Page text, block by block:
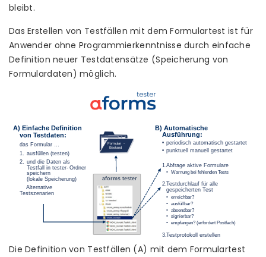
bleibt.
Das Erstellen von Testfällen mit dem Formulartest ist für
Anwender ohne Programmierkenntnisse durch einfache
Definition neuer Testdatensätze (Speicherung von
Formulardaten) möglich.
Die Definition von Testfällen (A) mit dem Formulartest